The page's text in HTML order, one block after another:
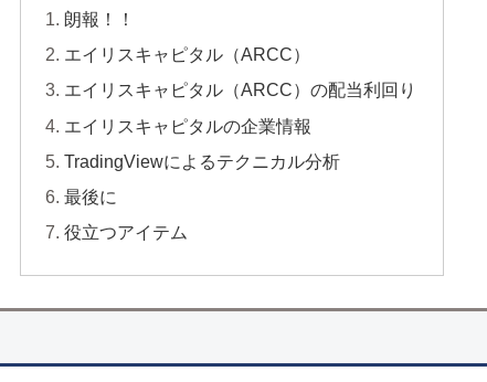
朗報！！
エイリスキャピタル（ARCC）
エイリスキャピタル（ARCC）の配当利回り
エイリスキャピタルの企業情報
TradingViewによるテクニカル分析
最後に
役立つアイテム